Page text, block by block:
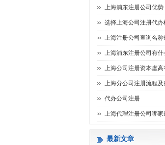
上海浦东注册公司优势
选择上海公司注册代办
上海注册公司查询名称
上海浦东注册公司有什
上海公司注册资本虚高
上海分公司注册流程及
代办公司注册
上海代理注册公司哪家
最新文章